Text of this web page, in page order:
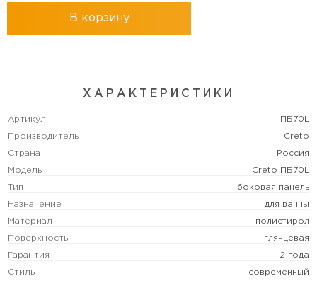
В корзину
ХАРАКТЕРИСТИКИ
Артикул ПБ70L
Производитель Creto
Страна Россия
Модель Creto ПБ70L
Тип боковая панель
Назначение для ванны
Материал полистирол
Поверхность глянцевая
Гарантия 2 года
Стиль современный